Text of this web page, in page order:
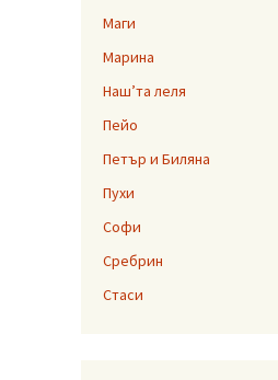
Маги
Марина
Наш’та леля
Пейо
Петър и Биляна
Пухи
Софи
Сребрин
Стаси